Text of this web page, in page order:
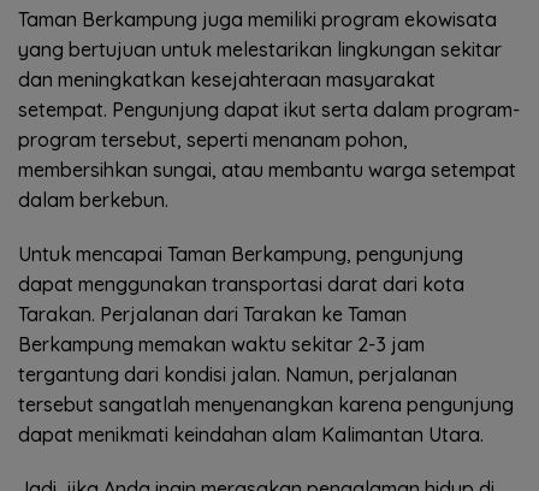
Taman Berkampung juga memiliki program ekowisata
yang bertujuan untuk melestarikan lingkungan sekitar
dan meningkatkan kesejahteraan masyarakat
setempat. Pengunjung dapat ikut serta dalam program-
program tersebut, seperti menanam pohon,
membersihkan sungai, atau membantu warga setempat
dalam berkebun.
Untuk mencapai Taman Berkampung, pengunjung
dapat menggunakan transportasi darat dari kota
Tarakan. Perjalanan dari Tarakan ke Taman
Berkampung memakan waktu sekitar 2-3 jam
tergantung dari kondisi jalan. Namun, perjalanan
tersebut sangatlah menyenangkan karena pengunjung
dapat menikmati keindahan alam Kalimantan Utara.